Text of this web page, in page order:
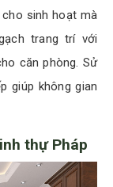
sinh hoạt mà
trang trí với
căn phòng. Sử
giúp không gian
thự Pháp